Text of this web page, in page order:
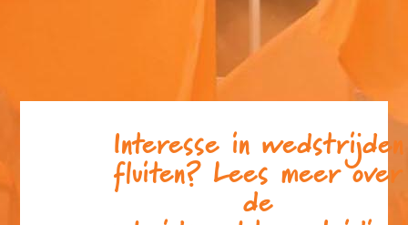
Interesse in wedstrijden
fluiten? Lees meer over
de